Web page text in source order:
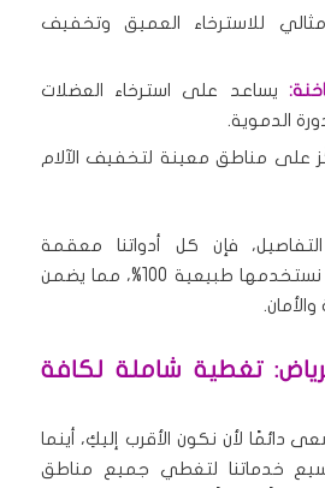
للاسترخاء العميق وتخفيف
يساعد على استرخاء العضلات
الدموية.
على مناطق معينة لتخفيف الآلام
فإن كل أدواتنا معقمة
ونظيفة، والزيوت التي نستخدمها طبيعية 100%، مما يضمن
تغطية شاملة لكافة
دائمًا لأن نكون الأقرب إليكِ، أينما
خدماتنا لتغطي جميع مناطق